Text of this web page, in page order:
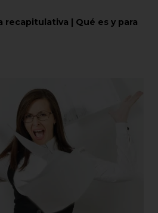
recapitulativa | Qué es y para